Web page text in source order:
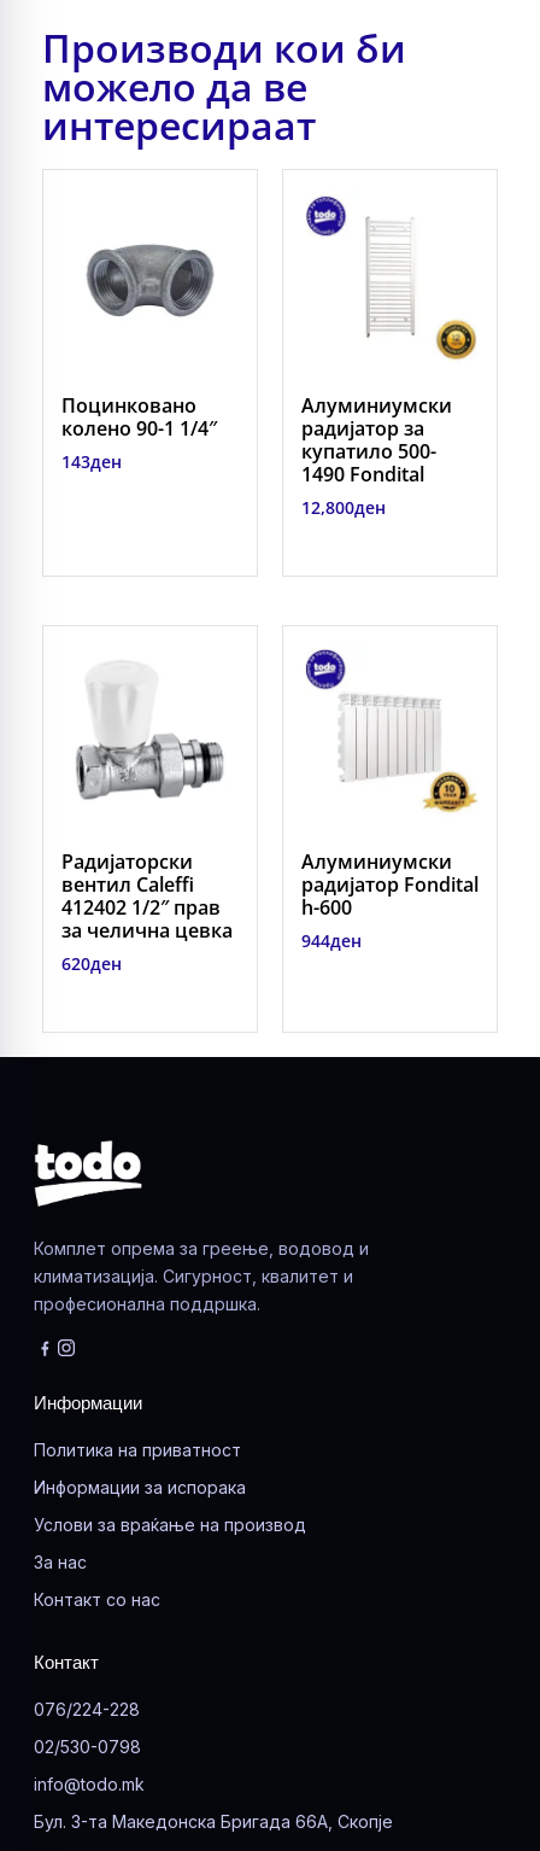
Производи кои би
можело да ве
интересираат
Поцинковано
колено 90-1 1/4″
143ден
Алуминиумски
радијатор за
купатило 500-
1490 Fondital
12,800ден
Радијаторски
вентил Caleffi
412402 1/2″ прав
за челична цевка
620ден
Алуминиумски
радиjатор Fondital
h-600
944ден
Комплет опрема за греење, водовод и
климатизација. Сигурност, квалитет и
професионална поддршка.
Информации
Политика на приватност
Информации за испорака
Услови за враќање на производ
За нас
Контакт со нас
Контакт
076/224-228
02/530-0798
info@todo.mk
Бул. 3-та Македонска Бригада 66А, Скопје